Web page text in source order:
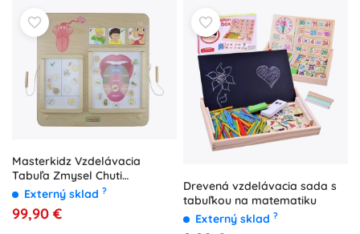
Masterkidz Vzdelávacia
Tabuľa Zmysel Chuti
Montessori
Externý sklad ?
99,90 €
Drevená vzdelávacia sada s
tabuľkou na matematiku
Externý sklad ?